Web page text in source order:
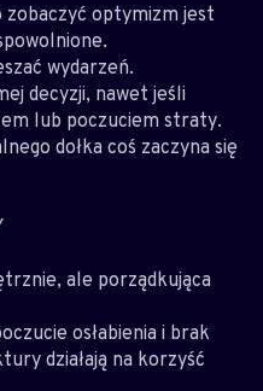
zobaczyć optymizm jest
wydarzeń.
decyzji, nawet jeśli
lub poczuciem straty.
dołka coś zaczyna się
ale porządkująca
osłabienia i brak
działają na korzyść